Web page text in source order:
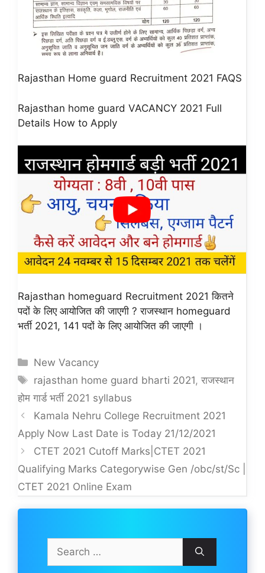
Rajasthan Home guard Recruitment 2021 FAQS
Rajasthan home guard VACANCY 2021 Full
Details How to Apply
Rajasthan homeguard Recruitment 2021 कितने
पदों के लिए आयोजित की जाएगी ? राजस्थान homeguard
भर्ती 2021, 141 पदों के लिए आयोजित की जाएगी ।
Categories
New Vacancy
Tags
rajasthan home guard bharti 2021,राजस्थान
होम गार्ड भर्ती 2021 syllabus
Kamala Nehru College Recruitment 2021
Apply Now Last Date is Today 21/12/2021
CTET 2021 Cutoff Marks|CTET 2021
Qualifying Marks Categorywise Gen /obc/st/Sc |
CTET 2021 Online Exam
for: